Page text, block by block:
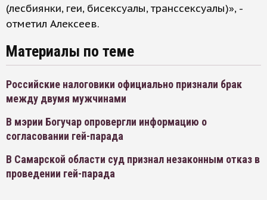
(лесбиянки, геи, бисексуалы, транссексуалы)», -
отметил Алексеев.
Материалы по теме
Российские налоговики официально признали брак
между двумя мужчинами
В мэрии Богучар опровергли информацию о
согласовании гей-парада
В Самарской области суд признал незаконным отказ в
проведении гей-парада